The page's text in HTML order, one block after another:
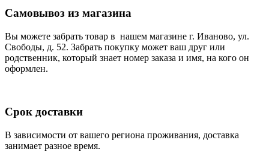
Самовывоз из магазина
Вы можете забрать товар в нашем магазине г. Иваново, ул.
Свободы, д. 52. Забрать покупку может ваш друг или
родственник, который знает номер заказа и имя, на кого он
оформлен.
Срок доставки
В зависимости от вашего региона проживания, доставка
занимает разное время.